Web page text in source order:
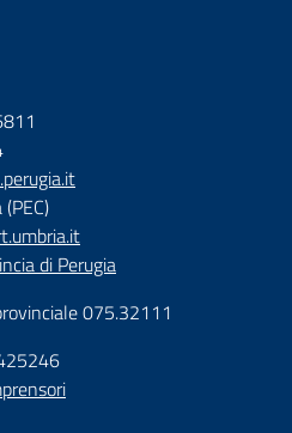
di Perugia
075.32111